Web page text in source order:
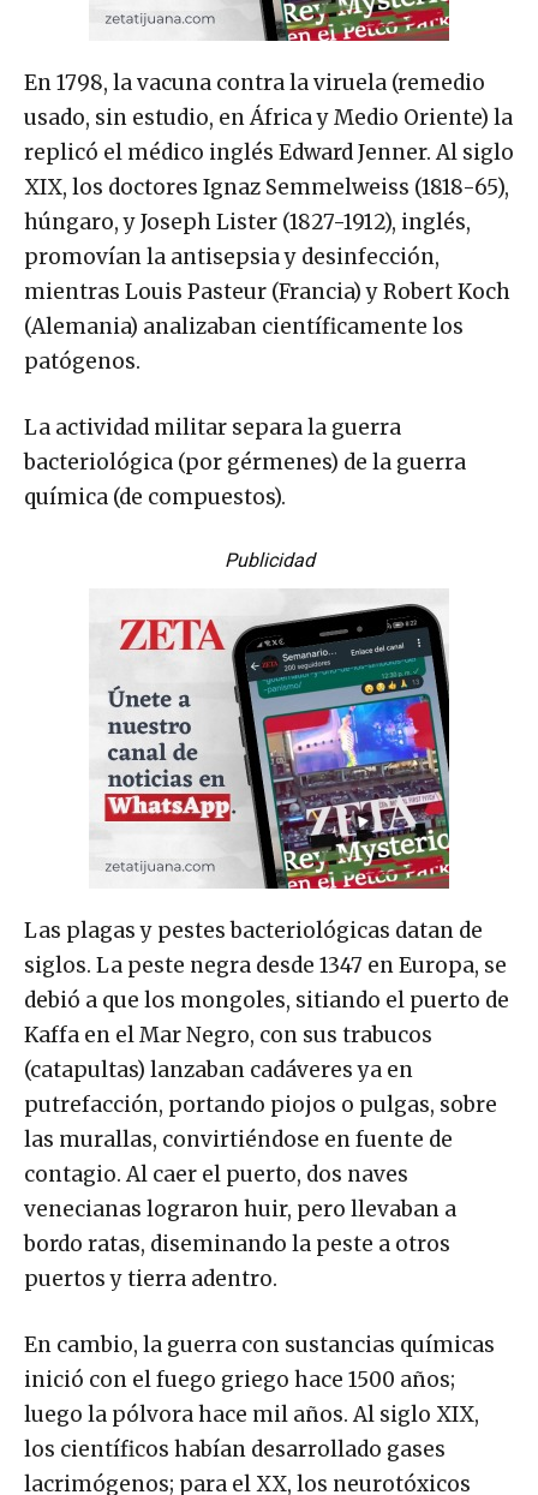
En 1798, la vacuna contra la viruela (remedio
usado, sin estudio, en África y Medio Oriente) la
replicó el médico inglés Edward Jenner. Al siglo
XIX, los doctores Ignaz Semmelweiss (1818-65),
húngaro, y Joseph Lister (1827-1912), inglés,
promovían la antisepsia y desinfección,
mientras Louis Pasteur (Francia) y Robert Koch
(Alemania) analizaban científicamente los
patógenos.
La actividad militar separa la guerra
bacteriológica (por gérmenes) de la guerra
química (de compuestos).
Publicidad
Las plagas y pestes bacteriológicas datan de
siglos. La peste negra desde 1347 en Europa, se
debió a que los mongoles, sitiando el puerto de
Kaffa en el Mar Negro, con sus trabucos
(catapultas) lanzaban cadáveres ya en
putrefacción, portando piojos o pulgas, sobre
las murallas, convirtiéndose en fuente de
contagio. Al caer el puerto, dos naves
venecianas lograron huir, pero llevaban a
bordo ratas, diseminando la peste a otros
puertos y tierra adentro.
En cambio, la guerra con sustancias químicas
inició con el fuego griego hace 1500 años;
luego la pólvora hace mil años. Al siglo XIX,
los científicos habían desarrollado gases
lacrimógenos; para el XX, los neurotóxicos